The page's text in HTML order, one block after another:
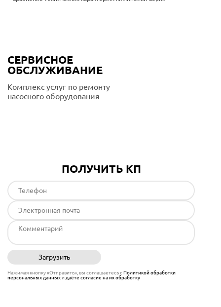
СЕРВИСНОЕ
ОБСЛУЖИВАНИЕ
Комплекс услуг по ремонту
насосного оборудования
ПОЛУЧИТЬ КП
Загрузить
Нажимая кнопку «Отправить», вы соглашаетесь сПолитикой обработки
персональных данныхи даёте согласие на их обработку